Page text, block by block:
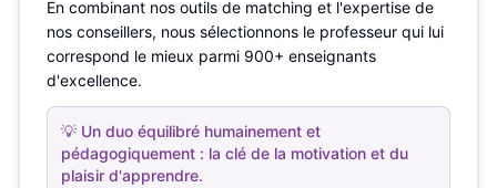
En combinant nos outils de matching et l'expertise de
nos conseillers, nous sélectionnons le professeur qui lui
correspond le mieux parmi 900+ enseignants
d'excellence.
💡 Un duo équilibré humainement et
pédagogiquement : la clé de la motivation et du
plaisir d'apprendre.